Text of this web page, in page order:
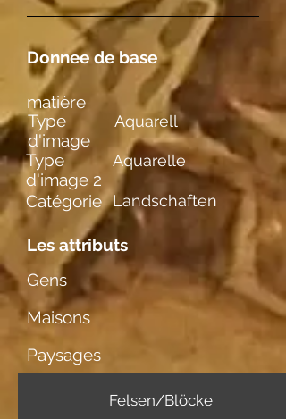
Donnee de base
Type
d'image
Aquarell
Type
d'image 2
Aquarelle
Catégorie Landschaften
Les attributs
Gens
Maisons
Paysages
Felsen/Blöcke
matière